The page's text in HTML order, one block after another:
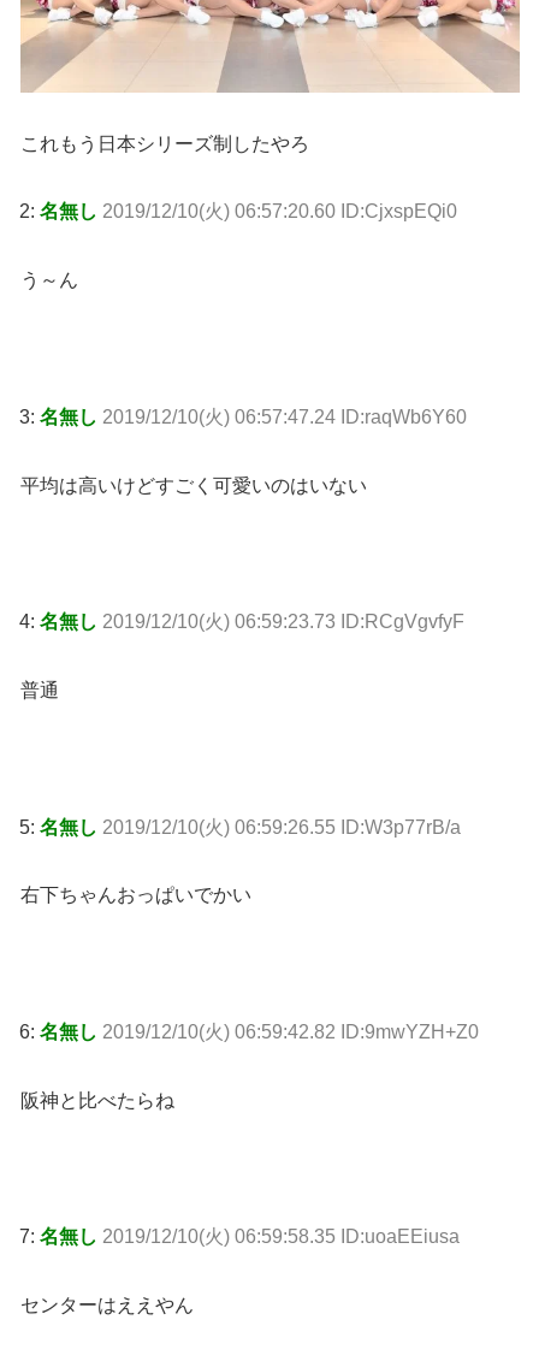
これもう日本シリーズ制したやろ
2: 名無し 2019/12/10(火) 06:57:20.60 ID:CjxspEQi0
う～ん
3: 名無し 2019/12/10(火) 06:57:47.24 ID:raqWb6Y60
平均は高いけどすごく可愛いのはいない
4: 名無し 2019/12/10(火) 06:59:23.73 ID:RCgVgvfyF
普通
5: 名無し 2019/12/10(火) 06:59:26.55 ID:W3p77rB/a
右下ちゃんおっぱいでかい
6: 名無し 2019/12/10(火) 06:59:42.82 ID:9mwYZH+Z0
阪神と比べたらね
7: 名無し 2019/12/10(火) 06:59:58.35 ID:uoaEEiusa
センターはええやん